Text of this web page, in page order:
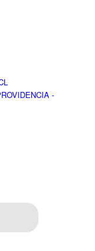
-